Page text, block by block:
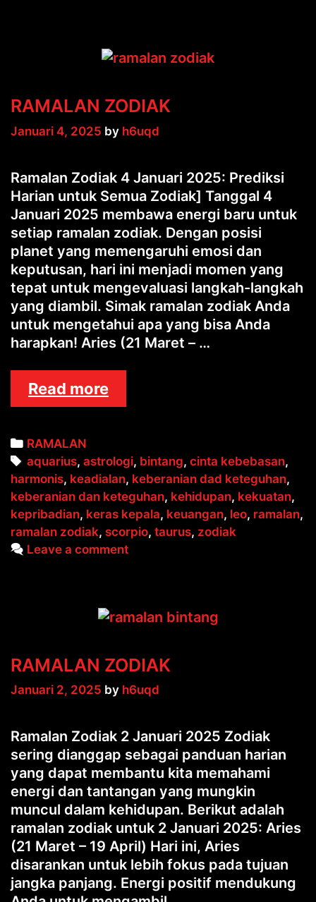
RAMALAN ZODIAK
Januari 4, 2025 by h6uqd
Ramalan Zodiak 4 Januari 2025: Prediksi
Harian untuk Semua Zodiak] Tanggal 4
Januari 2025 membawa energi baru untuk
setiap ramalan zodiak. Dengan posisi
planet yang memengaruhi emosi dan
keputusan, hari ini menjadi momen yang
tepat untuk mengevaluasi langkah-langkah
yang diambil. Simak ramalan zodiak Anda
untuk mengetahui apa yang bisa Anda
harapkan! Aries (21 Maret – …
Read moreRAMALAN
ZODIAK
Categories
RAMALAN
Tags
aquarius,astrologi, bintang,cinta kebebasan,
harmonis, keadialan, keberanian dad keteguhan,
keberanian dan keteguhan, kehidupan, kekuatan,
kepribadian, keras kepala, keuangan, leo, ramalan,
ramalan zodiak, scorpio, taurus, zodiak
Leave a comment
RAMALAN ZODIAK
Januari 2, 2025 by h6uqd
Ramalan Zodiak 2 Januari 2025 Zodiak
sering dianggap sebagai panduan harian
yang dapat membantu kita memahami
energi dan tantangan yang mungkin
muncul dalam kehidupan. Berikut adalah
ramalan zodiak untuk 2 Januari 2025: Aries
(21 Maret – 19 April) Hari ini, Aries
disarankan untuk lebih fokus pada tujuan
jangka panjang. Energi positif mendukung